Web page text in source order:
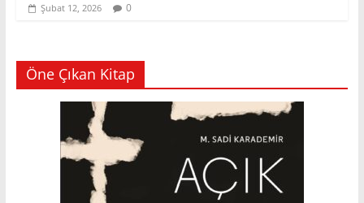
Şubat 12, 2026 0
Öne Çıkan Kitap